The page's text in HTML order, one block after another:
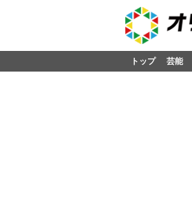
トップ 芸能